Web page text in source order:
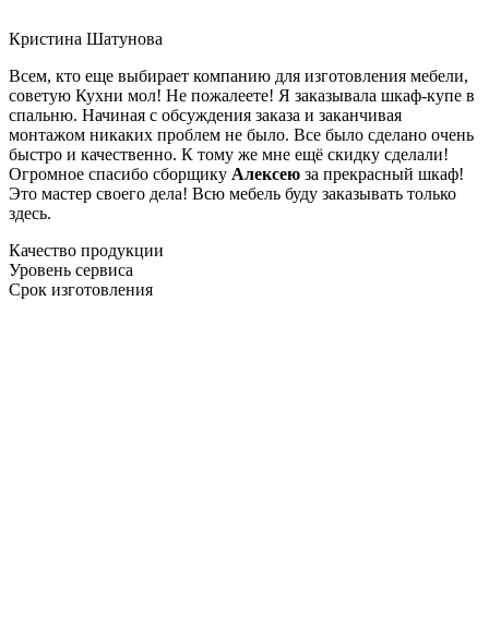
Кристина Шатунова
Всем, кто еще выбирает компанию для изготовления мебели,
советую Кухни мол! Не пожалеете! Я заказывала шкаф-купе в
спальню. Начиная с обсуждения заказа и заканчивая
монтажом никаких проблем не было. Все было сделано очень
быстро и качественно. К тому же мне ещё скидку сделали!
Огромное спасибо сборщику Алексею за прекрасный шкаф!
Это мастер своего дела! Всю мебель буду заказывать только
здесь.
Качество продукции
Уровень сервиса
Срок изготовления